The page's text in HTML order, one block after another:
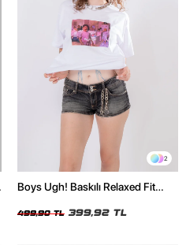
2
Boys Ugh! Baskılı Relaxed Fit
499,90 TL 399,92 TL